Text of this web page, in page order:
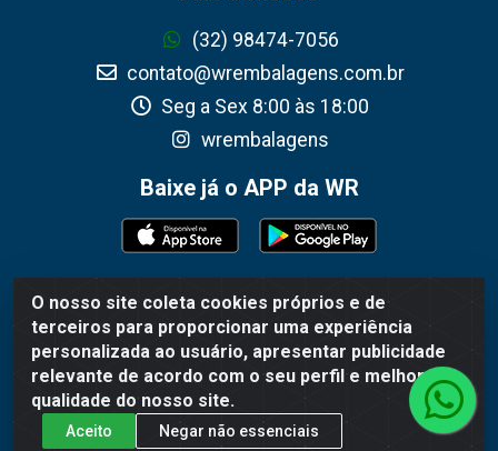
O nosso site coleta cookies próprios e de
terceiros para proporcionar uma experiência
personalizada ao usuário, apresentar publicidade
relevante de acordo com o seu perfil e melhorar a
qualidade do nosso site.
Aceito Negar não essenciais
(32) 98474-7056
contato@wrembalagens.com.br
Seg a Sex 8:00 às 18:00
wrembalagens
Baixe já o APP da WR
WR Embalagens - R. Cel. Teodoro Gomes de Araújo, 1360 -
Grogotó - Barbacena / MG - CEP 36202-628 - CNPJ
02.692.206/0001-55